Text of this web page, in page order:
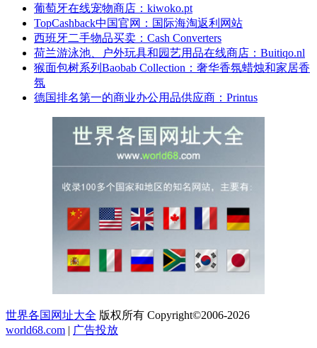
葡萄牙在线宠物商店：kiwoko.pt
TopCashback中国官网：国际海淘返利网站
西班牙二手物品买卖：Cash Converters
荷兰游泳池、户外玩具和园艺用品在线商店：Buitiqo.nl
猴面包树系列Baobab Collection：奢华香氛蜡烛和家居香
氛
德国排名第一的商业办公用品供应商：Printus
世界各国网址大全 版权所有 Copyright©2006-2026
world68.com | 广告投放